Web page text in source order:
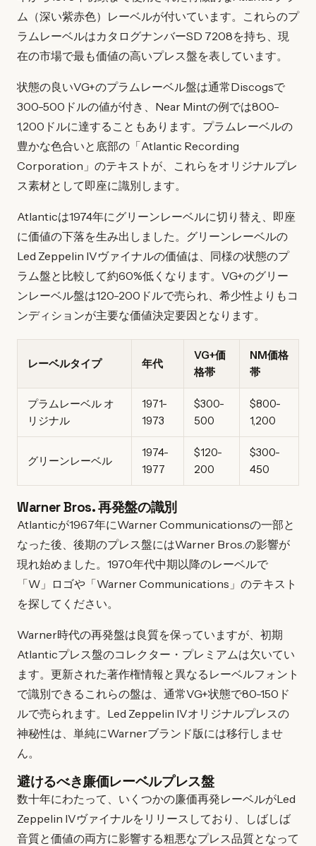
ム（深い紫赤色）レーベルが付いています。これらのプ
ラムレーベルはカタログナンバーSD 7208を持ち、現
在の市場で最も価値の高いプレス盤を表しています。
状態の良いVG+のプラムレーベル盤は通常Discogsで
300-500ドルの値が付き、Near Mintの例では800-
1,200ドルに達することもあります。プラムレーベルの
豊かな色合いと底部の「Atlantic Recording
Corporation」のテキストが、これらをオリジナルプレ
ス素材として即座に識別します。
Atlanticは1974年にグリーンレーベルに切り替え、即座
に価値の下落を生み出しました。グリーンレーベルの
Led Zeppelin IVヴァイナルの価値は、同様の状態のプ
ラム盤と比較して約60%低くなります。VG+のグリー
ンレーベル盤は120-200ドルで売られ、希少性よりもコ
ンディションが主要な価値決定要因となります。
レーベルタイプ 年代
VG+価
格帯
NM価格
帯
プラムレーベル オ
リジナル
1971-
1973
$300-
500
$800-
1,200
グリーンレーベル
1974-
1977
$120-
200
$300-
450
Warner Bros. 再発盤の識別
Atlanticが1967年にWarner Communicationsの一部と
なった後、後期のプレス盤にはWarner Bros.の影響が
現れ始めました。1970年代中期以降のレーベルで
「W」ロゴや「Warner Communications」のテキスト
を探してください。
Warner時代の再発盤は良質を保っていますが、初期
Atlanticプレス盤のコレクター・プレミアムは欠いてい
ます。更新された著作権情報と異なるレーベルフォント
で識別できるこれらの盤は、通常VG+状態で80-150ド
ルで売られます。Led Zeppelin IVオリジナルプレスの
神秘性は、単純にWarnerブランド版には移行しませ
ん。
避けるべき廉価レーベルプレス盤
数十年にわたって、いくつかの廉価再発レーベルがLed
Zeppelin IVヴァイナルをリリースしており、しばしば
音質と価値の両方に影響する粗悪なプレス品質となって